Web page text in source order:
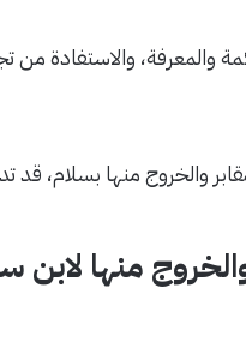
والمعرفة، والاستفادة من
والخروج منها بسلام،
منها لابن